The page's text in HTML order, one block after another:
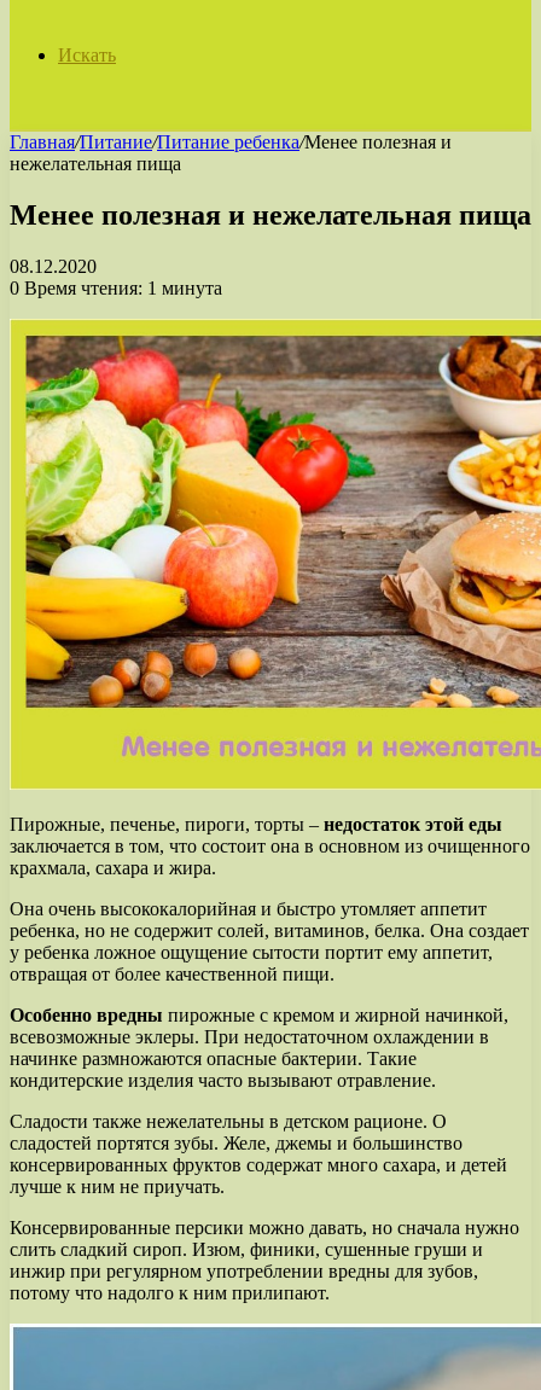
Искать
Главная/Питание/Питание ребенка/Менее полезная и
нежелательная пища
Менее полезная и нежелательная пища
08.12.2020
0 Время чтения: 1 минута
Пирожные, печенье, пироги, торты – недостаток этой еды
заключается в том, что состоит она в основном из очищенного
крахмала, сахара и жира.
Она очень высококалорийная и быстро утомляет аппетит
ребенка, но не содержит солей, витаминов, белка. Она создает
у ребенка ложное ощущение сытости портит ему аппетит,
отвращая от более качественной пищи.
Особенно вредны пирожные с кремом и жирной начинкой,
всевозможные эклеры. При недостаточном охлаждении в
начинке размножаются опасные бактерии. Такие
кондитерские изделия часто вызывают отравление.
Сладости также нежелательны в детском рационе. О
сладостей портятся зубы. Желе, джемы и большинство
консервированных фруктов содержат много сахара, и детей
лучше к ним не приучать.
Консервированные персики можно давать, но сначала нужно
слить сладкий сироп. Изюм, финики, сушенные груши и
инжир при регулярном употреблении вредны для зубов,
потому что надолго к ним прилипают.